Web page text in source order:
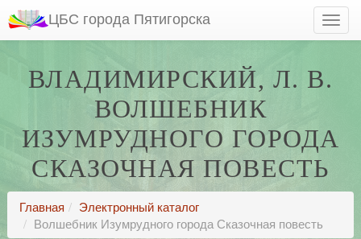
ЦБС города Пятигорска
ВЛАДИМИРСКИЙ, Л. В.
ВОЛШЕБНИК
ИЗУМРУДНОГО ГОРОДА
СКАЗОЧНАЯ ПОВЕСТЬ
Главная
Электронный каталог
Волшебник Изумрудного города Сказочная повесть